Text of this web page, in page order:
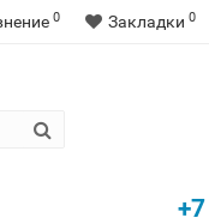
0 Закладки 0